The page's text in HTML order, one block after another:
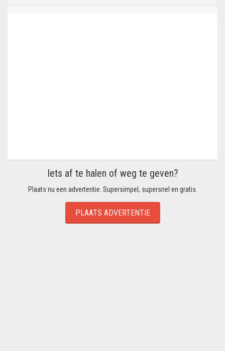
Iets af te halen of weg te geven?
Plaats nu een advertentie. Supersimpel, supersnel en gratis.
PLAATS ADVERTENTIE